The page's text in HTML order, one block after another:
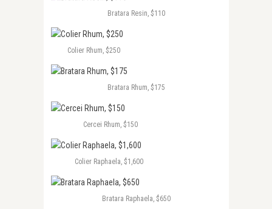
Bratara Resin, $110
Colier Rhum, $250
Bratara Rhum, $175
Cercei Rhum, $150
Colier Raphaela, $1,600
Bratara Raphaela, $650